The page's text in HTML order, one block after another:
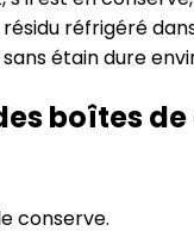
réfrigéré
étain dure
boîtes
conserve.